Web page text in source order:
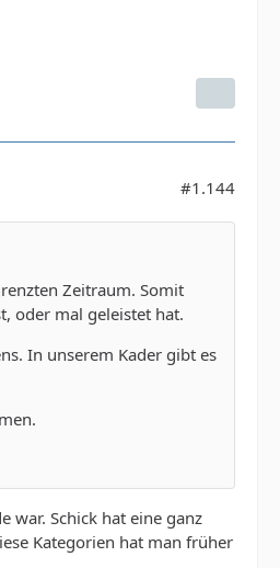
#1.144
Zeitraum. Somit
oder mal geleistet hat.
In unserem Kader gibt es
war. Schick hat eine ganz
Kategorien hat man früher